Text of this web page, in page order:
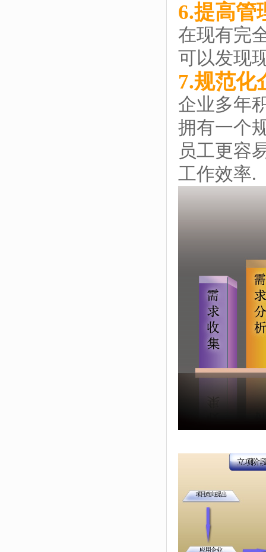
6.提高管
在现有完
可以发现
7.规范化
企业多年
拥有一个
员工更容
工作效率.